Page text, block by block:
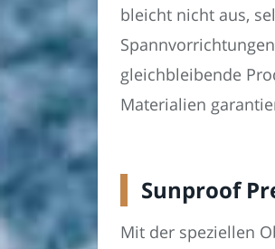
bleicht nicht aus,
gleichbleibende
Materialien
Sunproof
Mit der speziellen